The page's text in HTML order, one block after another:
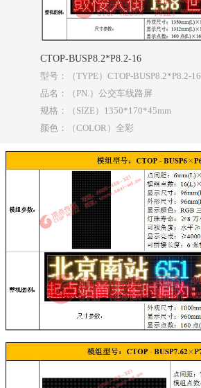
CTOP-BUSP8.2*P8.2-16
型号：（TYPE）CTOP-BUSP8.2*P8.2-16
品名：（PN.）公交车线路屏
规格：（SIZE）1350*170*45mm
颜色：（COLOR）全彩